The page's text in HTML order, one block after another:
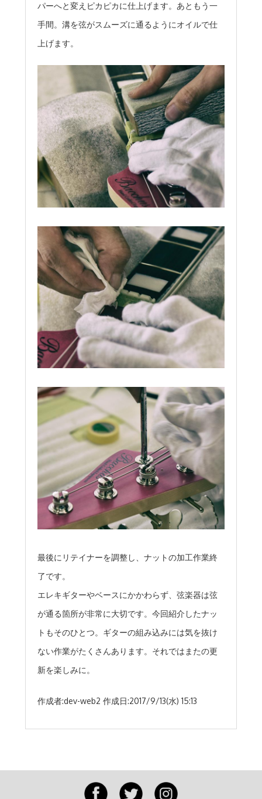
パーへと変えピカピカに仕上げます。あともう一
手間。溝を弦がスムーズに通るようにオイルで仕
上げます。
最後にリテイナーを調整し、ナットの加工作業終
了です。
エレキギターやベースにかかわらず、弦楽器は弦
が通る箇所が非常に大切です。今回紹介したナッ
トもそのひとつ。ギターの組み込みには気を抜け
ない作業がたくさんあります。それではまたの更
新を楽しみに。
作成者:dev-web2 作成日:2017/9/13(水) 15:13